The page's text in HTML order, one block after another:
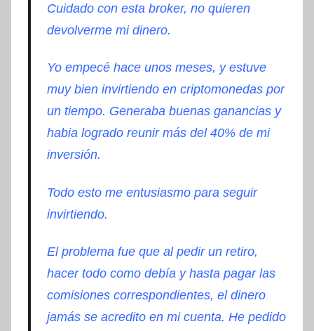
Cuidado con esta broker, no quieren
devolverme mi dinero.
Yo empecé hace unos meses, y estuve
muy bien invirtiendo en criptomonedas por
un tiempo. Generaba buenas ganancias y
habia logrado reunir más del 40% de mi
inversión.
Todo esto me entusiasmo para seguir
invirtiendo.
El problema fue que al pedir un retiro,
hacer todo como debía y hasta pagar las
comisiones correspondientes, el dinero
jamás se acredito en mi cuenta. He pedido